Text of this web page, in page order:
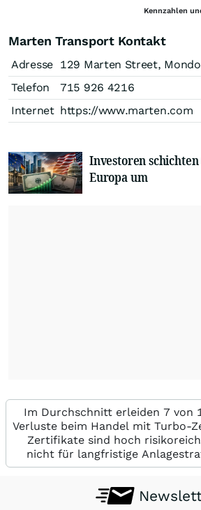
Kennzahlen
Marten Transport Kontakt
Adresse 129 Marten Street,
Telefon
715 926 4216
Internet https://www.marten.com
Investoren
Europa um
Im Durchschnitt erleiden 7 von
Verluste beim Handel mit Turbo-
Zertifikate sind hoch
nicht für langfristige